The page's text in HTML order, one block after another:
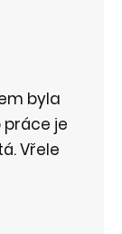
byla
práce je
Vřele